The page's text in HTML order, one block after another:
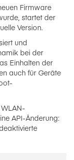
Firmware
startet der
Version.
und
bei der
Einhalten der
auch für Geräte
API-Änderung: